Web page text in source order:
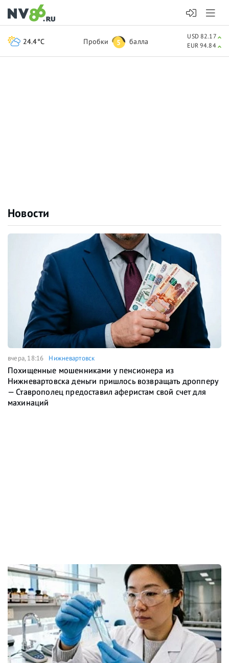
Новости
вчера, 18:16 Нижневартовск
Похищенные мошенниками у пенсионера из
Нижневартовска деньги пришлось возвращать дропперу
— Ставрополец предоставил аферистам свой счет для
махинаций
24.4°C Пробки 5 балла
USD 82.17
EUR 94.84